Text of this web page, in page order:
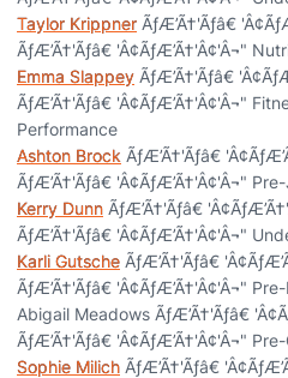
Taylor Krippner ÃƒÆ’Ã†'Ãƒâ€
ÃƒÆ’Ã†'Ãƒâ€ 'Â¢ÃƒÆ’Ã†'Â¢'Â¬"
Emma Slappey ÃƒÆ’Ã†'Ãƒâ€
ÃƒÆ’Ã†'Ãƒâ€ 'Â¢ÃƒÆ’Ã†'Â¢'Â¬"
Performance
Ashton Brock ÃƒÆ’Ã†'Ãƒâ€
ÃƒÆ’Ã†'Ãƒâ€ 'Â¢ÃƒÆ’Ã†'Â¢'Â¬"
Kerry Dunn ÃƒÆ’Ã†'Ãƒâ€
ÃƒÆ’Ã†'Ãƒâ€ 'Â¢ÃƒÆ’Ã†'Â¢'Â¬"
Karli Gutsche ÃƒÆ’Ã†'Ãƒâ€
ÃƒÆ’Ã†'Ãƒâ€ 'Â¢ÃƒÆ’Ã†'Â¢'Â¬"
Abigail Meadows ÃƒÆ’Ã†'Ãƒâ€
ÃƒÆ’Ã†'Ãƒâ€ 'Â¢ÃƒÆ’Ã†'Â¢'Â¬"
Sophie Milich ÃƒÆ’Ã†'Ãƒâ€